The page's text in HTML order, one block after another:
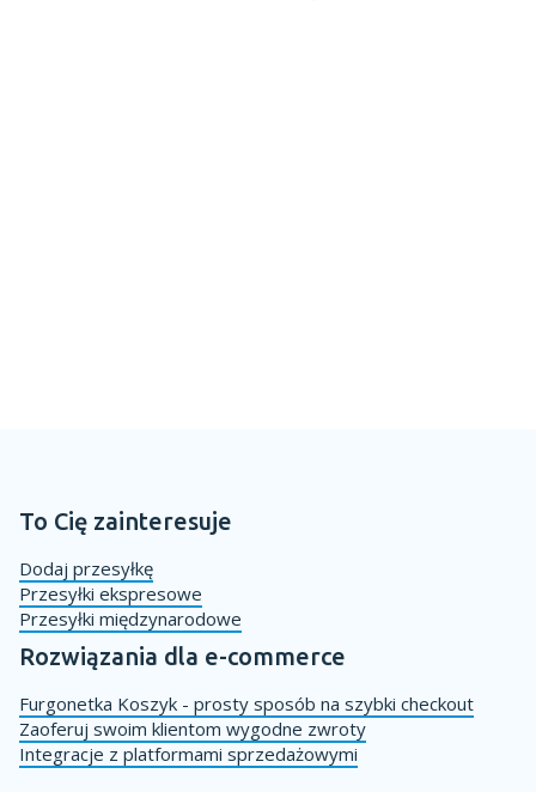
To Cię zainteresuje
Dodaj przesyłkę
Przesyłki ekspresowe
Przesyłki międzynarodowe
Rozwiązania dla e-commerce
Furgonetka Koszyk - prosty sposób na szybki checkout
Zaoferuj swoim klientom wygodne zwroty
Integracje z platformami sprzedażowymi